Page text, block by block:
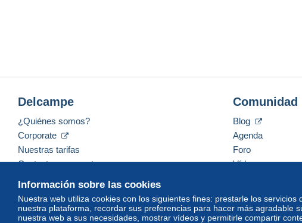
Información sobre las cookies
Nuestra web utiliza cookies con los siguientes fines: prestarle los
nuestra plataforma, recordar sus preferencias para hacer más agradable
nuestra web a sus necesidades, mostrar vídeos y permitirle compartir
Delcampe
¿Quiénes somos?
Corporate
Nuestras tarifas
Contacte con nosotros
Comunidad
Blog
Agenda
Foro
Vídeos
Español USD America/Indiana/Vevay Modo